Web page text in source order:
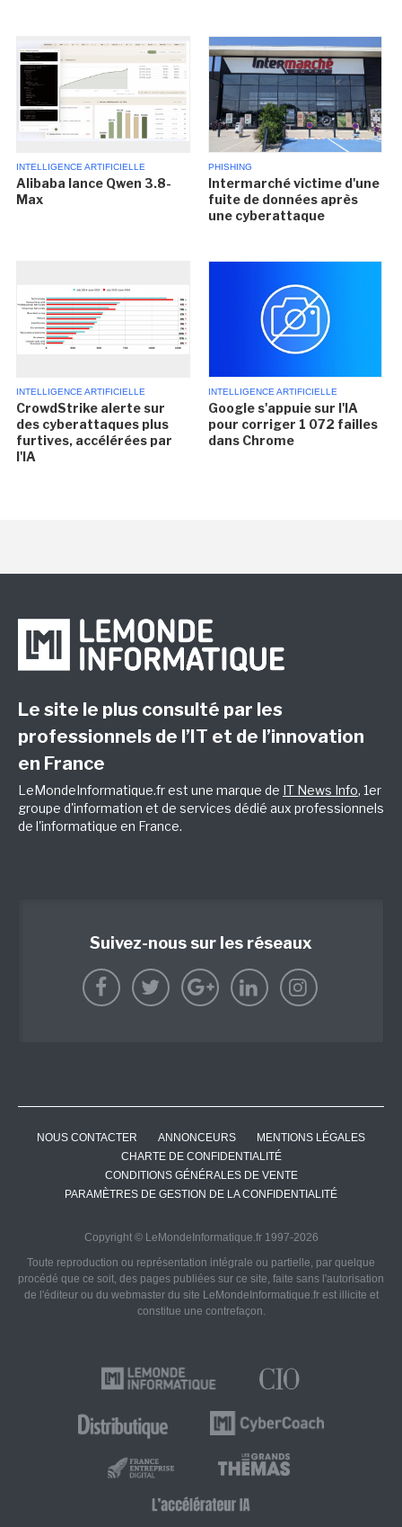
INTELLIGENCE ARTIFICIELLE
Alibaba lance Qwen 3.8-
Max
PHISHING
Intermarché victime d'une
fuite de données après
une cyberattaque
INTELLIGENCE ARTIFICIELLE
CrowdStrike alerte sur
des cyberattaques plus
furtives, accélérées par
l'IA
INTELLIGENCE ARTIFICIELLE
Google s'appuie sur l'IA
pour corriger 1 072 failles
dans Chrome
Le site le plus consulté par les
professionnels de l’IT et de l’innovation
en France
LeMondeInformatique.fr est une marque de IT News Info, 1er
groupe d'information et de services dédié aux professionnels
de l'informatique en France.
Suivez-nous sur les réseaux
NOUS CONTACTER ANNONCEURS
MENTIONS LÉGALES
CHARTE DE CONFIDENTIALITÉ
CONDITIONS GÉNÉRALES DE VENTE
PARAMÈTRES DE GESTION DE LA CONFIDENTIALITÉ
Copyright © LeMondeInformatique.fr 1997-2026
Toute reproduction ou représentation intégrale ou partielle, par quelque
procédé que ce soit, des pages publiées sur ce site, faite sans l'autorisation
de l'éditeur ou du webmaster du site LeMondeInformatique.fr est illicite et
constitue une contrefaçon.